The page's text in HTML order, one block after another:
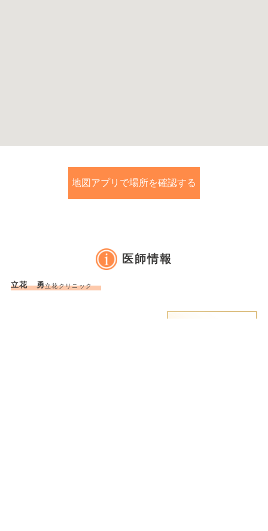
地図アプリで場所を確認する
医師情報
立花 勇立花クリニック